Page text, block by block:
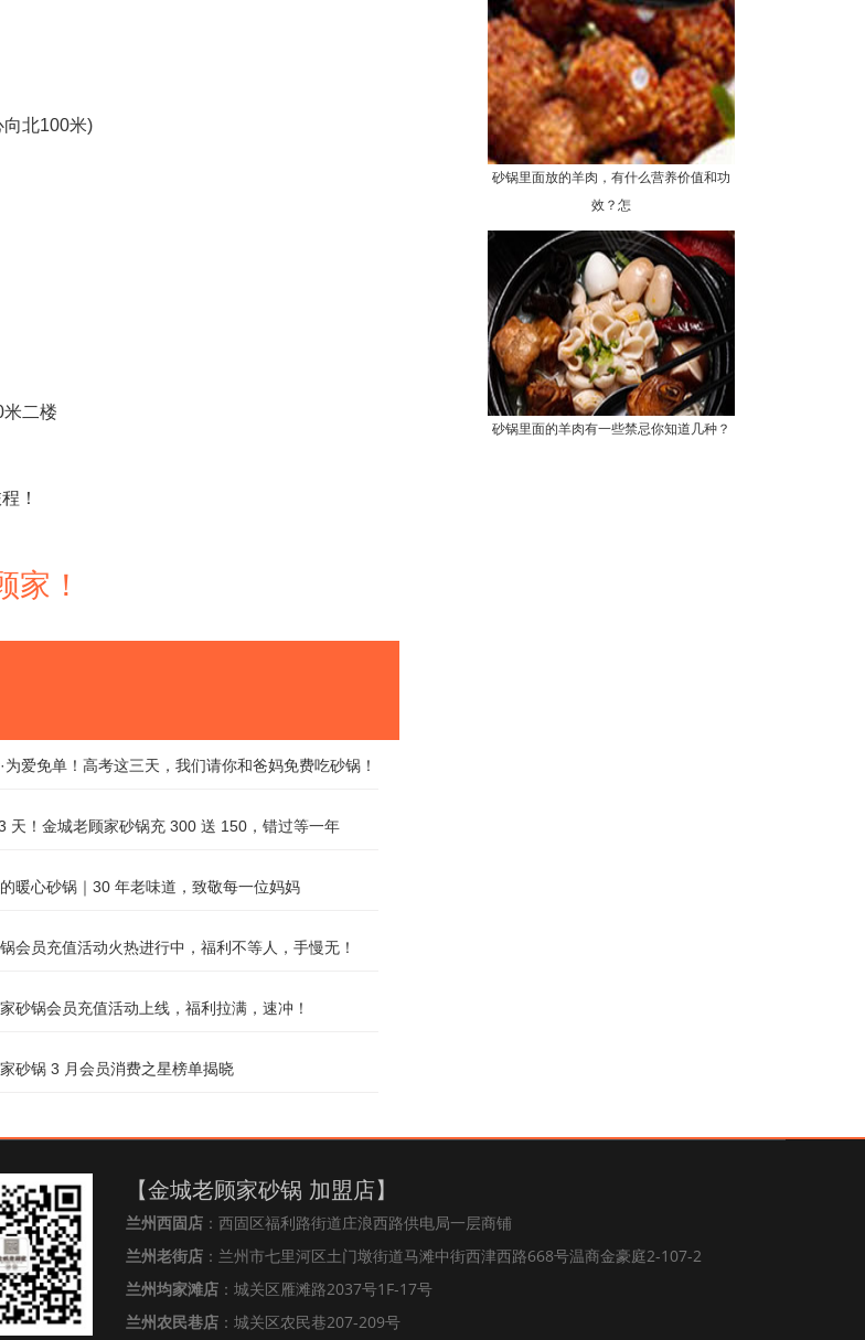
北100米)
二楼
！
家！
为爱免单！高考这三天，我们请你和爸妈免费吃砂锅！
天！金城老顾家砂锅充 300 送 150，错过等一年
暖心砂锅｜30 年老味道，致敬每一位妈妈
会员充值活动火热进行中，福利不等人，手慢无！
砂锅会员充值活动上线，福利拉满，速冲！
砂锅 3 月会员消费之星榜单揭晓
砂锅里面放的羊肉，有什么营养价值和功
效？怎
砂锅里面的羊肉有一些禁忌你知道几种？
【金城老顾家砂锅 加盟店】
兰州西固店 ：西固区福利路街道庄浪西路供电局一层商铺
兰州老街店 ：兰州市七里河区土门墩街道马滩中街西津西路668号温商金豪庭2-107-2
兰州均家滩店 ：城关区雁滩路2037号1F-17号
兰州农民巷店 ：城关区农民巷207-209号